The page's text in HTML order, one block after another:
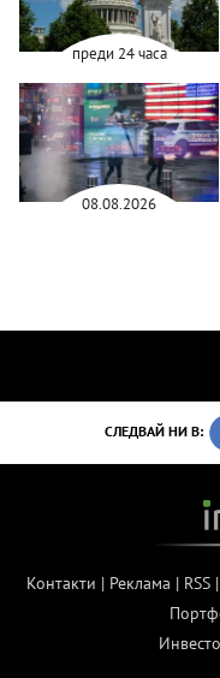
преди 24 часа
08.08.2026
СЛЕДВАЙ НИ В:
Контакти | Реклама | RSS|